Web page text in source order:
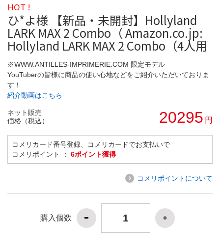
HOT !
ひ*よ様 【新品・未開封】Hollyland
LARK MAX 2 Combo（ Amazon.co.jp:
Hollyland LARK MAX 2 Combo（4人用
※WWW.ANTILLES-IMPRIMERIE.COM 限定モデル
YouTuberの皆様に商品の使い心地などをご紹介いただいておりま
す！
紹介動画はこちら
ネット販売
価格（税込）
20295 円
コメリカード番号登録、コメリカードでお支払いで
コメリポイント ： 6ポイント獲得
コメリポイントについて
購入個数